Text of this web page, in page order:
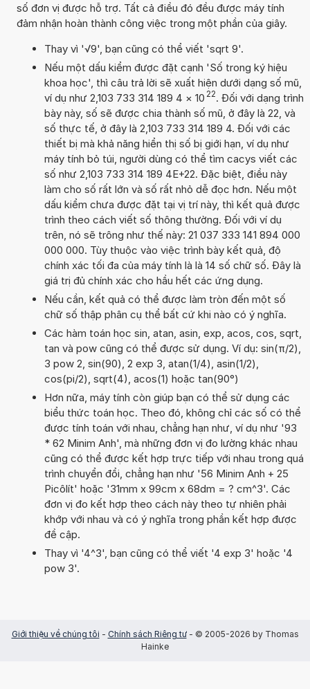
số đơn vị được hỗ trợ. Tất cả điều đó đều được máy tính
đảm nhận hoàn thành công việc trong một phần của giây.
Thay vì '√9', bạn cũng có thể viết 'sqrt 9'.
Nếu một dấu kiểm được đặt cạnh 'Số trong ký hiệu
khoa học', thì câu trả lời sẽ xuất hiện dưới dạng số mũ,
ví dụ như 2,103 733 314 189 4 × 10 22. Đối với dạng trình
bày này, số sẽ được chia thành số mũ, ở đây là 22, và
số thực tế, ở đây là 2,103 733 314 189 4. Đối với các
thiết bị mà khả năng hiển thị số bị giới hạn, ví dụ như
máy tính bỏ túi, người dùng có thể tìm cacys viết các
số như 2,103 733 314 189 4E+22. Đặc biệt, điều này
làm cho số rất lớn và số rất nhỏ dễ đọc hơn. Nếu một
dấu kiểm chưa được đặt tại vị trí này, thì kết quả được
trình theo cách viết số thông thường. Đối với ví dụ
trên, nó sẽ trông như thế này: 21 037 333 141 894 000
000 000. Tùy thuộc vào việc trình bày kết quả, độ
chính xác tối đa của máy tính là là 14 số chữ số. Đây là
giá trị đủ chính xác cho hầu hết các ứng dụng.
Nếu cần, kết quả có thể được làm tròn đến một số
chữ số thập phân cụ thể bất cứ khi nào có ý nghĩa.
Các hàm toán học sin, atan, asin, exp, acos, cos, sqrt,
tan và pow cũng có thể được sử dụng. Ví dụ: sin(π/2),
3 pow 2, sin(90), 2 exp 3, atan(1/4), asin(1/2),
cos(pi/2), sqrt(4), acos(1) hoặc tan(90°)
Hơn nữa, máy tính còn giúp bạn có thể sử dụng các
biểu thức toán học. Theo đó, không chỉ các số có thể
được tính toán với nhau, chẳng hạn như, ví dụ như '93
* 62 Minim Anh', mà những đơn vị đo lường khác nhau
cũng có thể được kết hợp trực tiếp với nhau trong quá
trình chuyển đổi, chẳng hạn như '56 Minim Anh + 25
Picôlít' hoặc '31mm x 99cm x 68dm = ? cm^3'. Các
đơn vị đo kết hợp theo cách này theo tự nhiên phải
khớp với nhau và có ý nghĩa trong phần kết hợp được
đề cập.
Thay vì '4^3', bạn cũng có thể viết '4 exp 3' hoặc '4
pow 3'.
Giới thiệu về chúng tôi - Chính sách Riêng tư- © 2005-2026 by Thomas
Hainke